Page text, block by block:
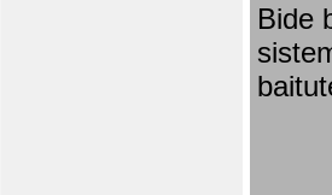
Bide